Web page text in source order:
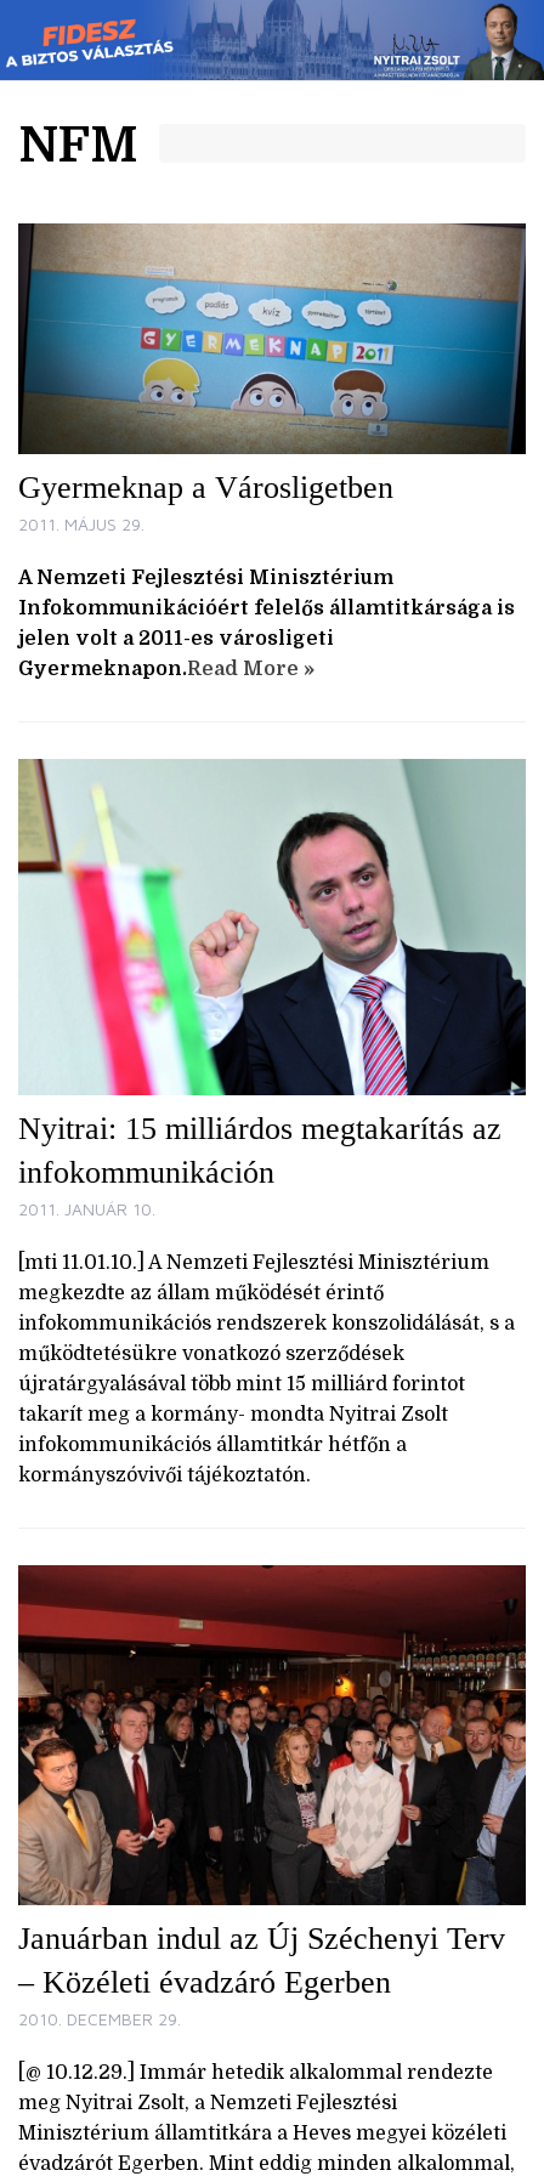
Skip
to
content
NFM
Gyermeknap a Városligetben
2011. MÁJUS 29.
A Nemzeti Fejlesztési Minisztérium
Infokommunikációért felelős államtitkársága is
jelen volt a 2011-es városligeti
Gyermeknapon.Read More »
Nyitrai: 15 milliárdos megtakarítás az
infokommunikáción
2011. JANUÁR 10.
[mti 11.01.10.] A Nemzeti Fejlesztési Minisztérium
megkezdte az állam működését érintő
infokommunikációs rendszerek konszolidálását, s a
működtetésükre vonatkozó szerződések
újratárgyalásával több mint 15 milliárd forintot
takarít meg a kormány- mondta Nyitrai Zsolt
infokommunikációs államtitkár hétfőn a
kormányszóvivői tájékoztatón.
Januárban indul az Új Széchenyi Terv
– Közéleti évadzáró Egerben
2010. DECEMBER 29.
[@ 10.12.29.] Immár hetedik alkalommal rendezte
meg Nyitrai Zsolt, a Nemzeti Fejlesztési
Minisztérium államtitkára a Heves megyei közéleti
évadzárót Egerben. Mint eddig minden alkalommal,